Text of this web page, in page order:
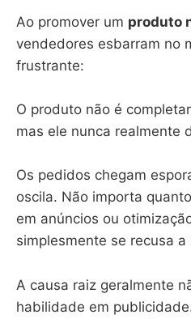
Ao promover um produto
vendedores esbarram no
frustrante:
O produto não é
mas ele nunca realmente
Os pedidos chegam
oscila. Não importa
em anúncios ou
simplesmente se recusa a
A causa raiz geralmente
habilidade em